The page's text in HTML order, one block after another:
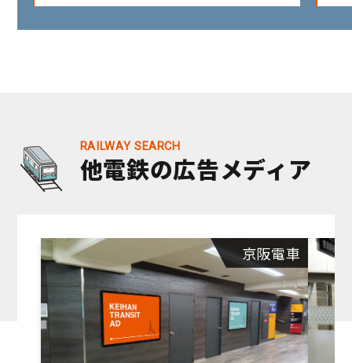
他電鉄の広告メディア
京阪電車